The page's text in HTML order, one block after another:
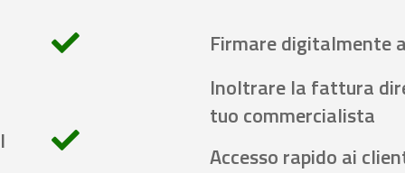
Firmare digitalmente
Inoltrare la fattura
tuo commercialista
Accesso rapido ai